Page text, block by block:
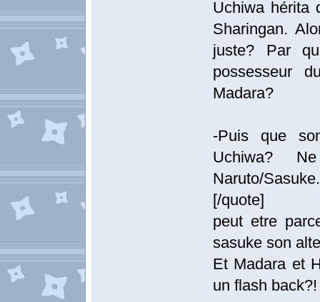
Uchiwa hérita
Sharingan.
juste? Par
possesseur
Madara?
-Puis que
Uchiwa?
Naruto/
[/quote]
peut etre
sasuke son
Et Madara et
un flash back?!